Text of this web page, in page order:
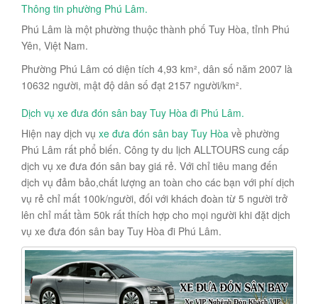
Thông tin phường Phú Lâm.
Phú Lâm là một phường thuộc thành phố Tuy Hòa, tỉnh Phú
Yên, Việt Nam.
Phường Phú Lâm có diện tích 4,93 km², dân số năm 2007 là
10632 người, mật độ dân số đạt 2157 người/km².
Dịch vụ xe đưa đón sân bay Tuy Hòa đi Phú Lâm.
Hiện nay dịch vụ xe đưa đón sân bay Tuy Hòa về phường
Phú Lâm rất phổ biến. Công ty du lịch ALLTOURS cung cấp
dịch vụ xe đưa đón sân bay giá rẻ. Với chỉ tiêu mang đến
dịch vụ đảm bảo,chất lượng an toàn cho các bạn với phí dịch
vụ rẻ chỉ mất 100k/người, đối với khách đoàn từ 5 người trở
lên chỉ mất tầm 50k rất thích hợp cho mọi người khi đặt dịch
vụ xe đưa đón sân bay Tuy Hòa đi Phú Lâm.